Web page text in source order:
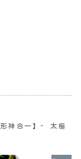
形神合一】- 太極